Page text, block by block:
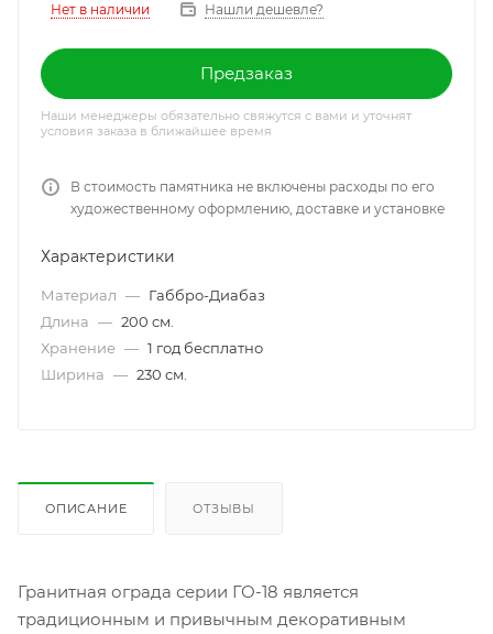
Нет в наличии Нашли дешевле?
Предзаказ
Наши менеджеры обязательно свяжутся с вами и уточнят
условия заказа в ближайшее время
В стоимость памятника не включены расходы по его
художественному оформлению, доставке и установке
Характеристики
Материал — Габбро-Диабаз
Длина — 200 см.
Хранение — 1 год бесплатно
Ширина — 230 см.
ОПИСАНИЕ ОТЗЫВЫ
Гранитная ограда серии ГО-18 является
традиционным и привычным декоративным